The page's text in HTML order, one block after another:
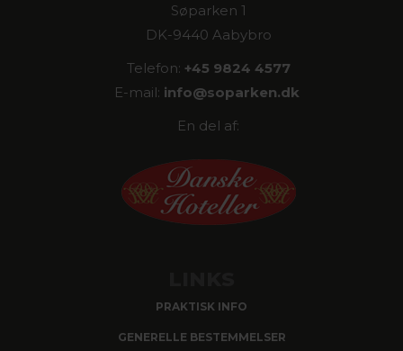
Søparken 1
DK-9440 Aabybro
Telefon: +45 9824 4577
E-mail: info@soparken.dk
En del af:
PRAKTISK INFO
GENERELLE BESTEMMELSER